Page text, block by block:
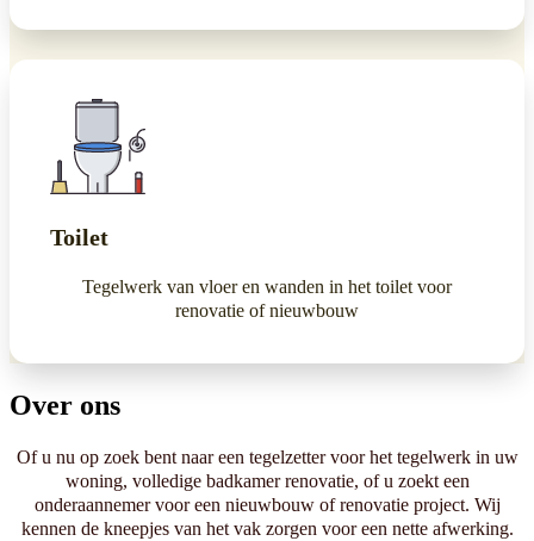
Toilet
Tegelwerk van vloer en wanden in het toilet voor
renovatie of nieuwbouw
Over ons
Of u nu op zoek bent naar een tegelzetter voor het tegelwerk in uw
woning, volledige badkamer renovatie, of u zoekt een
onderaannemer voor een nieuwbouw of renovatie project. Wij
kennen de kneepjes van het vak zorgen voor een nette afwerking.